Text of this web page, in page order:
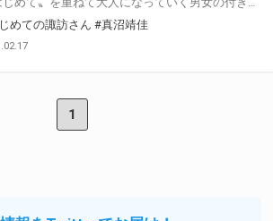
めての諏訪さん #真沼靖佳
1